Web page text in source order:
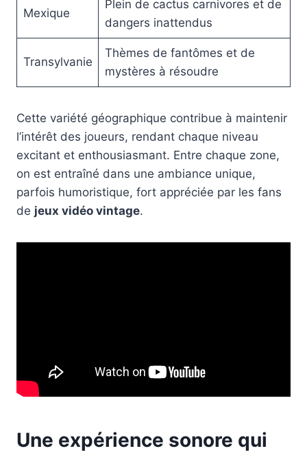
Mexique
Plein de cactus carnivores et de
dangers inattendus
Transylvanie
Thèmes de fantômes et de
mystères à résoudre
Cette variété géographique contribue à maintenir
l’intérêt des joueurs, rendant chaque niveau
excitant et enthousiasmant. Entre chaque zone,
on est entraîné dans une ambiance unique,
parfois humoristique, fort appréciée par les fans
de jeux vidéo vintage.
Une expérience sonore qui